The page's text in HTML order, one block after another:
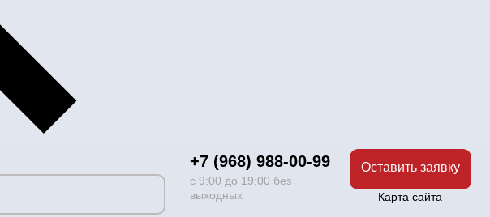
+7 (968) 988-00-99
с 9:00 до 19:00 без
выходных
Оставить заявку
Карта сайта